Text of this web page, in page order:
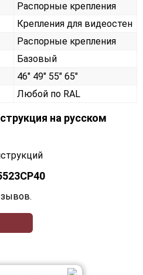
Распорные крепления
Крепления для видеостен
Распорные крепления
Базовый
46" 49" 55" 65"
Любой по RAL
на русском